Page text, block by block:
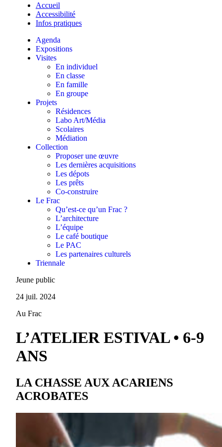
Accueil
Accessibilité
Infos pratiques
Agenda
Expositions
Visites
En individuel
En classe
En famille
En groupe
Projets
Résidences
Labo Art/Média
Scolaires
Médiation
Collection
Proposer une œuvre
Les dernières acquisitions
Les dépots
Les prêts
Co-construire
Le Frac
Qu’est-ce qu’un Frac ?
L’architecture
L’équipe
Le café boutique
Le PAC
Les partenaires culturels
Triennale
Jeune public
24 juil. 2024
Au Frac
L’ATELIER ESTIVAL • 6-9
ANS
LA CHASSE AUX ACARIENS
ACROBATES